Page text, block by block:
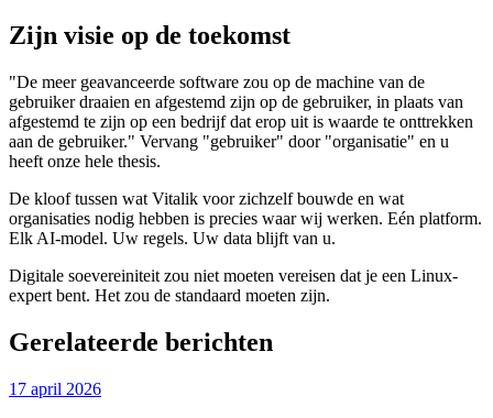
Zijn visie op de toekomst
"De meer geavanceerde software zou op de machine van de
gebruiker draaien en afgestemd zijn op de gebruiker, in plaats van
afgestemd te zijn op een bedrijf dat erop uit is waarde te onttrekken
aan de gebruiker." Vervang "gebruiker" door "organisatie" en u
heeft onze hele thesis.
De kloof tussen wat Vitalik voor zichzelf bouwde en wat
organisaties nodig hebben is precies waar wij werken. Eén platform.
Elk AI-model. Uw regels. Uw data blijft van u.
Digitale soevereiniteit zou niet moeten vereisen dat je een Linux-
expert bent. Het zou de standaard moeten zijn.
Gerelateerde berichten
17 april 2026